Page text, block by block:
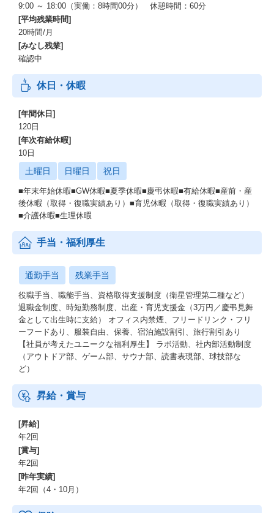
9:00 ～ 18:00（実働：8時間00分） 休憩時間：60分
[平均残業時間]
20時間/月
[みなし残業]
確認中
休日・休暇
[年間休日]
120日
[年次有給休暇]
10日
土曜日 日曜日 祝日
■年末年始休暇■GW休暇■夏季休暇■慶弔休暇■有給休暇■産前・産
後休暇（取得・復職実績あり）■育児休暇（取得・復職実績あり）
■介護休暇■生理休暇
手当・福利厚生
通勤手当 残業手当
役職手当、職能手当、資格取得支援制度（衛星管理第二種など）
退職金制度、時短勤務制度、出産・育児支援金（3万円／慶弔見舞
金として出生時に支給） オフィス内禁煙、フリードリンク・フリ
ーフードあり、服装自由、保養、宿泊施設割引、旅行割引あり
【社員が考えたユニークな福利厚生】 ラボ活動、社内部活動制度
（アウトドア部、ゲーム部、サウナ部、読書表現部、球技部な
ど）
昇給・賞与
[昇給]
年2回
[賞与]
年2回
[昨年実績]
年2回（4・10月）